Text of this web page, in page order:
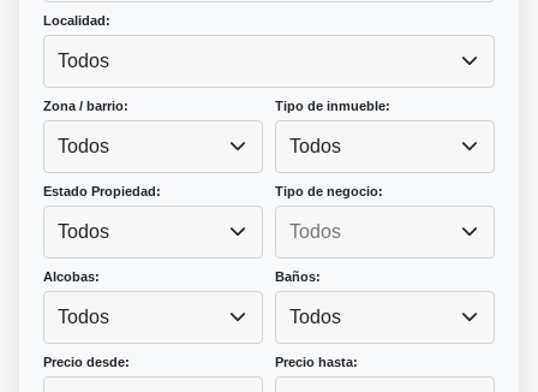
Localidad:
Todos
Zona / barrio:
Todos
Tipo de inmueble:
Todos
Estado Propiedad:
Todos
Tipo de negocio:
Alcobas:
Todos
Baños:
Todos
Precio desde: Precio hasta: